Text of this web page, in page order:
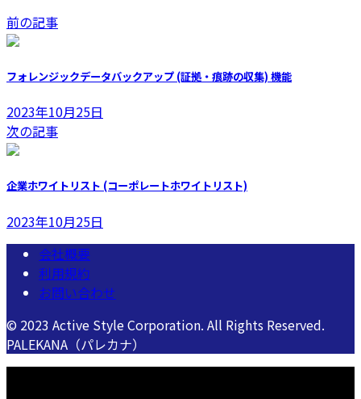
前の記事
フォレンジックデータバックアップ (証拠・痕跡の収集) 機能
2023年10月25日
次の記事
企業ホワイトリスト (コーポレートホワイトリスト)
2023年10月25日
会社概要
利用規約
お問い合わせ
© 2023 Active Style Corporation. All Rights Reserved.
PALEKANA（パレカナ）